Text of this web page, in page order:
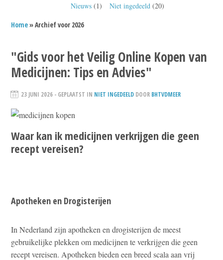
Nieuws (1) Niet ingedeeld (20)
Home» Archief voor 2026
"Gids voor het Veilig Online Kopen van
Medicijnen: Tips en Advies"
23 JUNI 2026 - GEPLAATST IN NIET INGEDEELD DOOR BHTVDMEER
Waar kan ik medicijnen verkrijgen die geen
recept vereisen?
Apotheken en Drogisterijen
In Nederland zijn apotheken en drogisterijen de meest
gebruikelijke plekken om medicijnen te verkrijgen die geen
recept vereisen. Apotheken bieden een breed scala aan vrij